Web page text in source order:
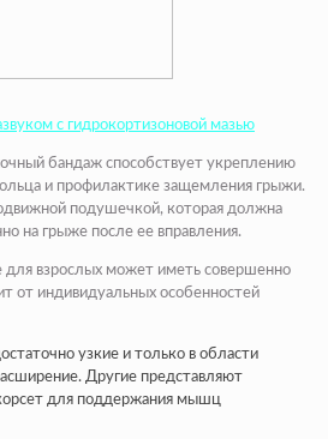
с гидрокортизоновой мазью
бандаж способствует укреплению
и профилактике защемления грыжи.
подушечкой, которая должна
на грыже после ее вправления.
для взрослых может иметь совершенно
от индивидуальных особенностей
узкие и только в области
Другие представляют
для поддержания мышц